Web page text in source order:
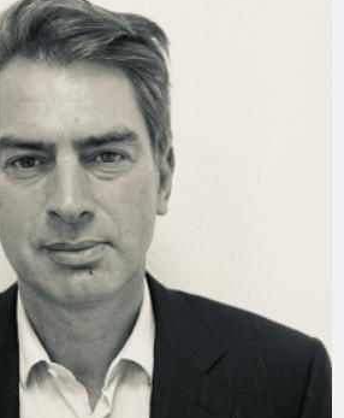
XAVIER GUIS